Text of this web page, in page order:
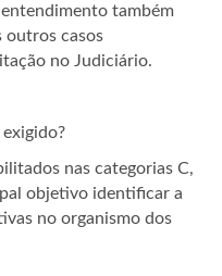
também
outros casos
no Judiciário.
nas categorias C,
objetivo identificar a
no organismo dos